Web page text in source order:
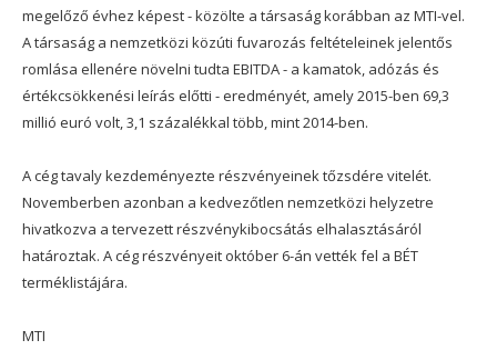
megelőző évhez képest - közölte a társaság korábban az MTI-vel.
A társaság a nemzetközi közúti fuvarozás feltételeinek jelentős
romlása ellenére növelni tudta EBITDA - a kamatok, adózás és
értékcsökkenési leírás előtti - eredményét, amely 2015-ben 69,3
millió euró volt, 3,1 százalékkal több, mint 2014-ben.
A cég tavaly kezdeményezte részvényeinek tőzsdére vitelét.
Novemberben azonban a kedvezőtlen nemzetközi helyzetre
hivatkozva a tervezett részvénykibocsátás elhalasztásáról
határoztak. A cég részvényeit október 6-án vették fel a BÉT
terméklistájára.
MTI